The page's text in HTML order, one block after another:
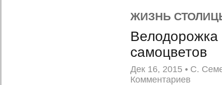
ЖИЗНЬ
Велодорожка
самоцветов
Дек 16, 2015 • С.
Комментариев